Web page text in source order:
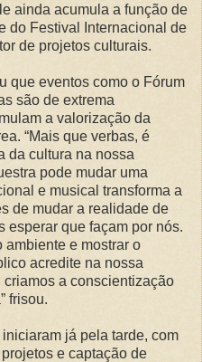
ainda acumula a função de
do Festival Internacional de
de projetos culturais.
eventos como o Fórum
são de extrema
a valorização da
“Mais que verbas, é
da cultura na nossa
pode mudar uma
e musical transforma a
de mudar a realidade de
esperar que façam por nós.
ambiente e mostrar o
acredite na nossa
a conscientização
frisou.
já pela tarde, com
e captação de